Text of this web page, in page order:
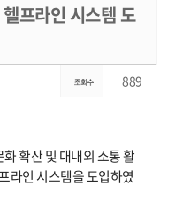
프라인 시스템 도
889
확산 및 대내외 소통 활
라인 시스템을 도입하였